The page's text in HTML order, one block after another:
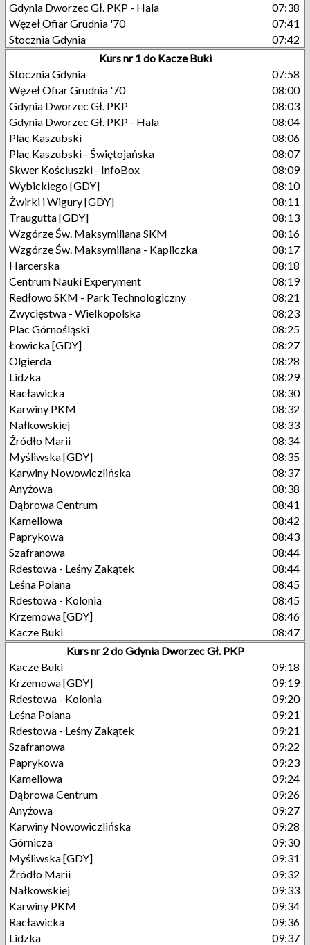
Gdynia Dworzec Gł. PKP - Hala
07:38
Węzeł Ofiar Grudnia '70
07:41
Stocznia Gdynia
07:42
Kurs nr 1 do Kacze Buki
Stocznia Gdynia
07:58
Węzeł Ofiar Grudnia '70
08:00
Gdynia Dworzec Gł. PKP
08:03
Gdynia Dworzec Gł. PKP - Hala
08:04
Plac Kaszubski
08:06
Plac Kaszubski - Świętojańska
08:07
Skwer Kościuszki - InfoBox
08:09
Wybickiego [GDY]
08:10
Żwirki i Wigury [GDY]
08:11
Traugutta [GDY]
08:13
Wzgórze Św. Maksymiliana SKM
08:16
Wzgórze Św. Maksymiliana - Kapliczka
08:17
Harcerska
08:18
Centrum Nauki Experyment
08:19
Redłowo SKM - Park Technologiczny
08:21
Zwycięstwa - Wielkopolska
08:23
Plac Górnośląski
08:25
Łowicka [GDY]
08:27
Olgierda
08:28
Lidzka
08:29
Racławicka
08:30
Karwiny PKM
08:32
Nałkowskiej
08:33
Źródło Marii
08:34
Myśliwska [GDY]
08:35
Karwiny Nowowiczlińska
08:37
Anyżowa
08:38
Dąbrowa Centrum
08:41
Kameliowa
08:42
Paprykowa
08:43
Szafranowa
08:44
Rdestowa - Leśny Zakątek
08:44
Leśna Polana
08:45
Rdestowa - Kolonia
08:45
Krzemowa [GDY]
08:46
Kacze Buki
08:47
Kurs nr 2 do Gdynia Dworzec Gł. PKP
Kacze Buki
09:18
Krzemowa [GDY]
09:19
Rdestowa - Kolonia
09:20
Leśna Polana
09:21
Rdestowa - Leśny Zakątek
09:21
Szafranowa
09:22
Paprykowa
09:23
Kameliowa
09:24
Dąbrowa Centrum
09:26
Anyżowa
09:27
Karwiny Nowowiczlińska
09:28
Górnicza
09:30
Myśliwska [GDY]
09:31
Źródło Marii
09:32
Nałkowskiej
09:33
Karwiny PKM
09:34
Racławicka
09:36
Lidzka
09:37